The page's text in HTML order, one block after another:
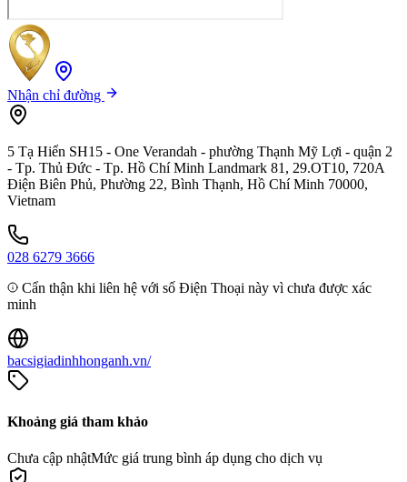
Nhận chỉ đường
5 Tạ Hiển SH15 - One Verandah - phường Thạnh Mỹ Lợi - quận 2
- Tp. Thủ Đức - Tp. Hồ Chí Minh Landmark 81, 29.OT10, 720A
Điện Biên Phủ, Phường 22, Bình Thạnh, Hồ Chí Minh 70000,
Vietnam
028 6279 3666
Cẩn thận khi liên hệ với số Điện Thoại này vì chưa được xác
minh
bacsigiadinhhonganh.vn/
Khoảng giá tham khảo
Chưa cập nhậtMức giá trung bình áp dụng cho dịch vụ